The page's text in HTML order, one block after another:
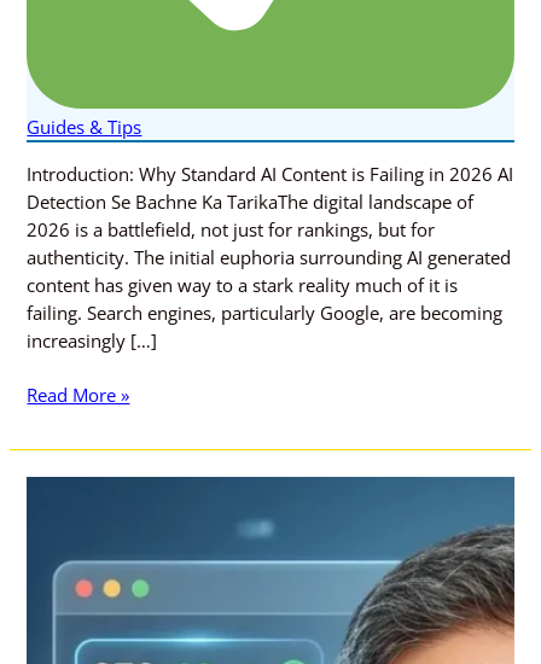
Guides & Tips
Introduction: Why Standard AI Content is Failing in 2026 AI
Detection Se Bachne Ka TarikaThe digital landscape of
2026 is a battlefield, not just for rankings, but for
authenticity. The initial euphoria surrounding AI generated
content has given way to a stark reality much of it is
failing. Search engines, particularly Google, are becoming
increasingly […]
Read More »
Approval